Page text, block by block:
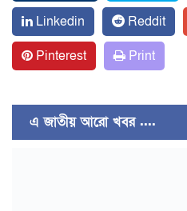
Linkedin
Reddit
Pinterest
Print
এ জাতীয় আরো খবর ....